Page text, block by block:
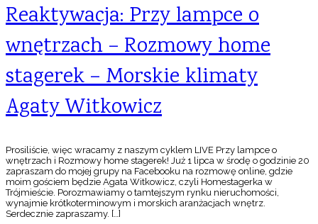
Reaktywacja: Przy lampce o
wnętrzach – Rozmowy home
stagerek – Morskie klimaty
Agaty Witkowicz
Prosiliście, więc wracamy z naszym cyklem LIVE Przy lampce o
wnętrzach i Rozmowy home stagerek! Już 1 lipca w środę o godzinie 20
zapraszam do mojej grupy na Facebooku na rozmowę online, gdzie
moim gościem będzie Agata Witkowicz, czyli Homestagerka w
Trójmieście. Porozmawiamy o tamtejszym rynku nieruchomości,
wynajmie krótkoterminowym i morskich aranżacjach wnętrz.
Serdecznie zapraszamy. […]